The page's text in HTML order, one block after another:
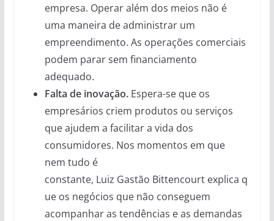
empresa. Operar além dos meios não é
uma maneira de administrar um
empreendimento. As operações comerciais
podem parar sem financiamento
adequado.
Falta de inovação. Espera-se que os
empresários criem produtos ou serviços
que ajudem a facilitar a vida dos
consumidores. Nos momentos em que
nem tudo é
constante, Luiz Gastão Bittencourt explica q
ue os negócios que não conseguem
acompanhar as tendências e as demandas